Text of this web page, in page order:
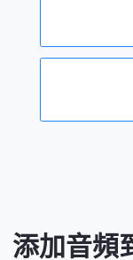
添加音頻